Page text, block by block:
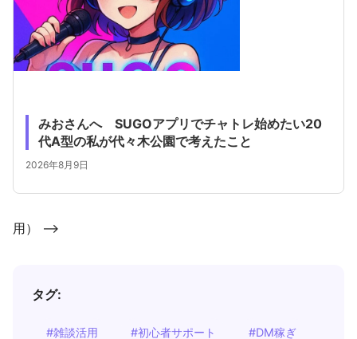
みおさんへ SUGOアプリでチャトレ始めたい20
代A型の私が代々木公園で考えたこと
2026年8月9日
用） -->
タグ:
#雑談活用 #初心者サポート #DM稼ぎ